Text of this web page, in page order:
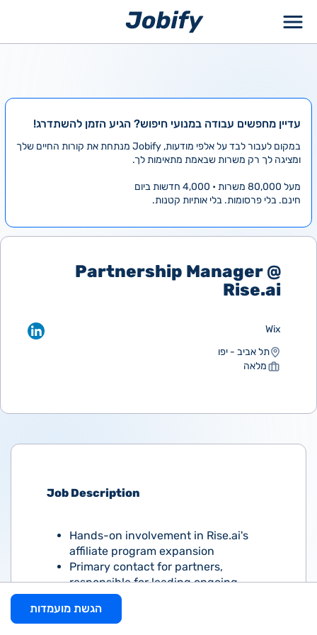
עדיין מחפשים עבודה במנועי חיפוש? הגיע הזמן להשתדרג!
במקום לעבור לבד על אלפי מודעות, Jobify מנתחת את קורות החיים שלך
ומציגה לך רק משרות שבאמת מתאימות לך.
מעל 80,000 משרות • 4,000 חדשות ביום
חינם. בלי פרסומות. בלי אותיות קטנות.
Partnership Manager @
Rise.ai
Wix
תל אביב - יפו
מלאה
Job Description
Hands-on involvement in Rise.ai's
affiliate program expansion
Primary contact for partners,
responsible for leading ongoing
communication and accountable for
driving solutions and fulfillingהגשת מועמדות